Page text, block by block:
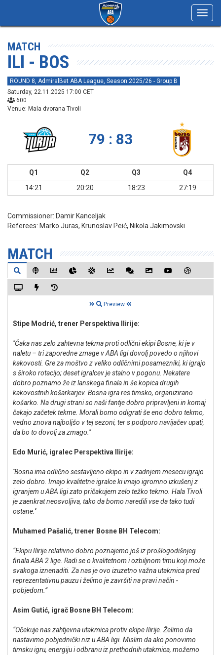
MATCH
ILI - BOS
ROUND 8, AdmiralBet ABA League, Season 2025/26 - Group B
Saturday, 22.11.2025 17:00 CET
600
Venue: Mala dvorana Tivoli
79 : 83
Q1 Q2 Q3
Q4
14:21
20:20 18:23 27:19
Commissioner: Damir Kanceljak
Referees: Marko Juras, Krunoslav Peić, Nikola Jakimovski
MATCH
Preview
Stipe Modrić, trener Perspektiva Ilirije:
"Čaka nas zelo zahtevna tekma proti odlični ekipi Bosne, ki je v
naletu – tri zaporedne zmage v ABA ligi dovolj povedo o njihovi
kakovosti. Gre za moštvo z veliko odličnimi posamezniki, ki igrajo
s široko rotacijo; deset igralcev je stalno v pogonu. Nekatere
dobro poznamo že iz lanskega finala in še kopica drugih
kakovostnih košarkarjev. Bosna igra res timsko, organizirano
košarko. Na drugi strani so naši fantje dobro pripravljeni in komaj
čakajo začetek tekme. Morali bomo odigrati še eno dobro tekmo,
vedno znova najboljšo v tej sezoni, ter s podporo navijačev upati,
da bo to dovolj za zmago."
Edo Murić, igralec Perspektiva Ilirije:
''Bosna ima odlično sestavljeno ekipo in v zadnjem mesecu igrajo
zelo dobro. Imajo kvalitetne igralce ki imajo igromno izkušenj z
igranjem u ABA ligi zato pričakujem zelo težko tekmo. Hala Tivoli
je zaenkrat neosvoljiva, tako da bomo naredili vse da tako tudi
ostane.''
Muhamed Pašalić, trener Bosne BH Telecom:
“Ekipu Ilirije relativno dobro poznajemo još iz prošlogodišnjeg
finala ABA 2 lige. Radi se o kvalitetnom i ozbiljnom timu koji može
svakoga iznenaditi. Za nas je ovo izuzetno važna utakmica pred
reprezentativnu pauzu i želimo je završiti na pravi način -
pobjedom.”
Asim Gutić, igrač Bosne BH Telecom:
“Očekuje nas zahtjevna utakmica protiv ekipe Ilirije. Želimo da
nastavimo pobjednički niz u ABA ligi. Mislim da ako ponovimo
timsku igru, energiju i odbranu iz prethodnih utakmica, možemo